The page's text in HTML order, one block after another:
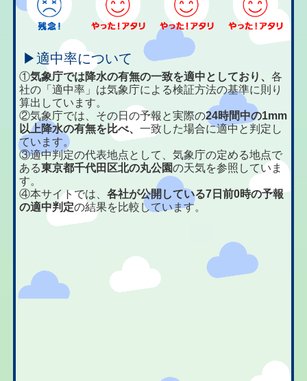
▶適中率について
①気象庁では降水の有無の一致を適中としており、各
社の「適中率」は気象庁による検証方法の基準に則り
算出しています。
②気象庁では、その日の予報と実際の24時間中の1mm
以上降水の有無を比べ、一致した場合に適中と判定し
ています。
③適中判定の代表地点として、気象庁の定める地点で
ある東京都千代田区北の丸公園の天気を参照していま
す。
④本サイトでは、各社が公開している7日前0時の予報
の適中判定の結果を比較しています。